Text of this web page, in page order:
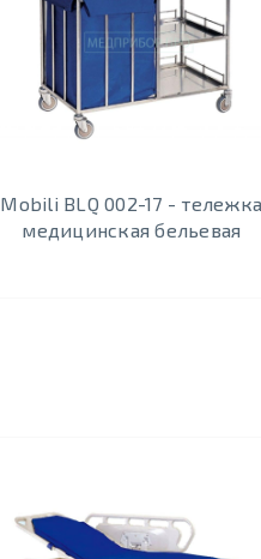
Mobili BLQ 002-17 - тележка
медицинская бельевая